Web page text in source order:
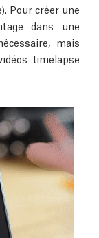
Pour créer une
dans une
mais
timelapse